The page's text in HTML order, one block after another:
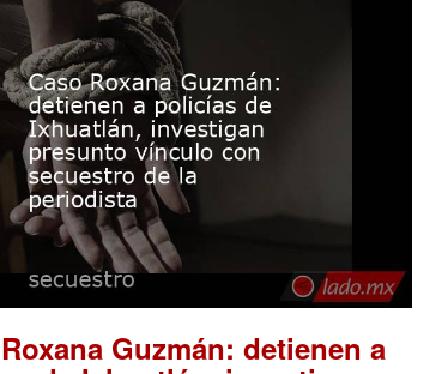
Guzmán: detienen a